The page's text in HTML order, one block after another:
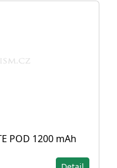
POD 1200 mAh